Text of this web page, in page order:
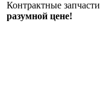
Контрактные запчасти
разумной цене!